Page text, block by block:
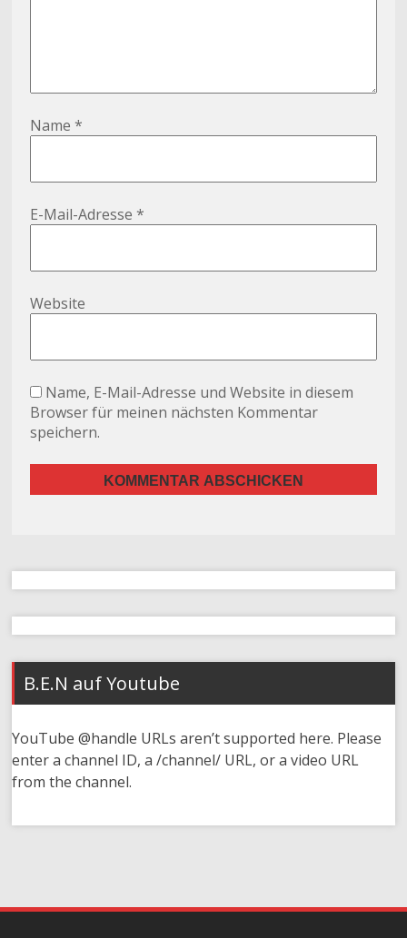
Name*
E-Mail-Adresse*
Website
Name, E-Mail-Adresse und Website in diesem
Browser für meinen nächsten Kommentar
speichern.
B.E.N auf Youtube
YouTube @handle URLs aren’t supported here. Please
enter a channel ID, a /channel/ URL, or a video URL
from the channel.